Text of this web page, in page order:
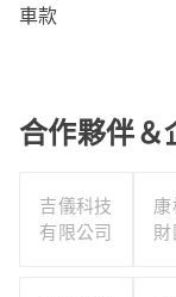
車款
合作夥伴＆
吉儀科技
有限公司